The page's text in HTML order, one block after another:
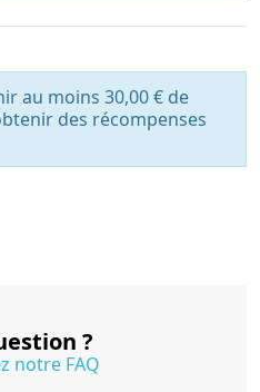
au moins 30,00 € de
des récompenses
?
notre FAQ